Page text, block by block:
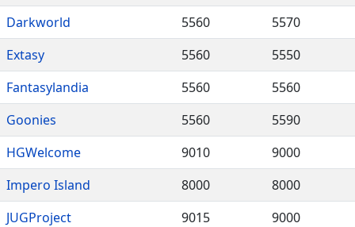
Darkworld 5560
5570
Extasy
5560
5550
Fantasylandia
5560
5560
Goonies
5560
5590
HGWelcome
9010
9000
Impero Island
8000
8000
JUGProject
9015
9000